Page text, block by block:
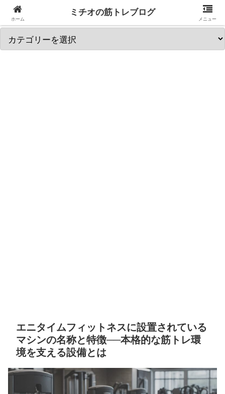
筋トレ関連カテゴリを選択↓
エニタイムフィットネスに設置されている
マシンの名称と特徴──本格的な筋トレ環
境を支える設備とは
ホーム
ミチオの筋トレブログ
メニュー